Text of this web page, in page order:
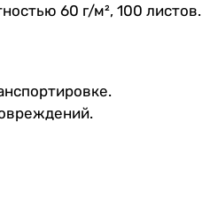
60 г/м², 100 листов.